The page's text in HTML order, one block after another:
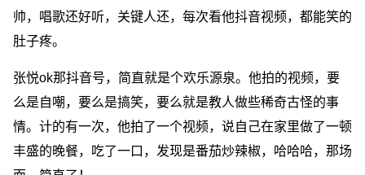
帅，唱歌还好听，关键人还，每次看他抖音视频，都能笑的
肚子疼。
张悦ok那抖音号，简直就是个欢乐源泉。他拍的视频，要
么是自嘲，要么是搞笑，要么就是教人做些稀奇古怪的事
情。计的有一次，他拍了一个视频，说自己在家里做了一顿
丰盛的晚餐，吃了一口，发现是番茄炒辣椒，哈哈哈，那场